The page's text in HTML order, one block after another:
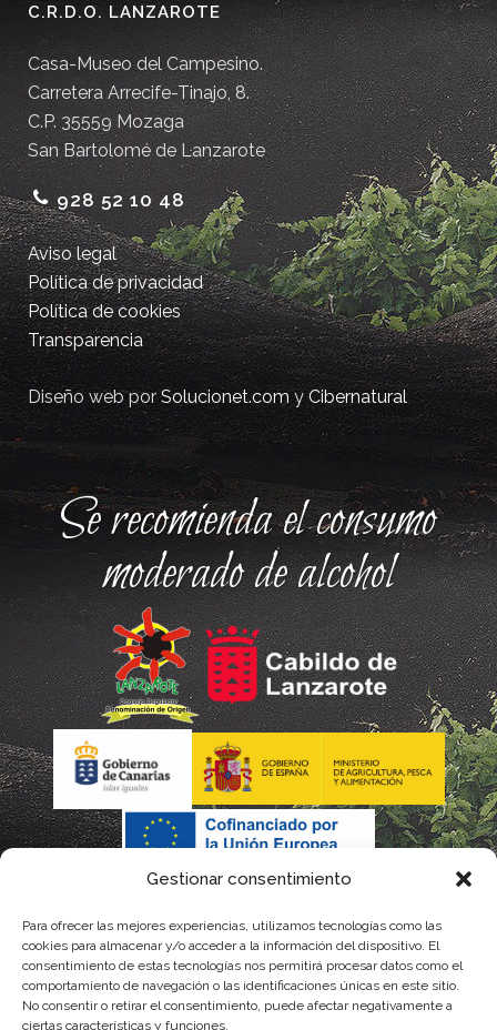
Gestionar consentimiento
Para ofrecer las mejores experiencias, utilizamos tecnologías como las
cookies para almacenar y/o acceder a la información del dispositivo. El
consentimiento de estas tecnologías nos permitirá procesar datos como el
comportamiento de navegación o las identificaciones únicas en este sitio.
No consentir o retirar el consentimiento, puede afectar negativamente a
ciertas características y funciones.
C.R.D.O. LANZAROTE
Casa-Museo del Campesino.
Carretera Arrecife-Tinajo, 8.
C.P. 35559 Mozaga
San Bartolomé de Lanzarote
928 52 10 48
Aviso legal
Política de privacidad
Política de cookies
Transparencia
Diseño web porSolucionet.com yCibernatural
Se recomienda el consumo
moderado de alcohol
La gestión de la DOP Lanzarote realizada por este Consejo Regulador es financiada,